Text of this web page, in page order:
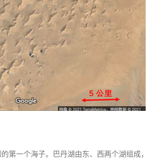
第一个海子。巴丹湖由东、西两个湖组成，